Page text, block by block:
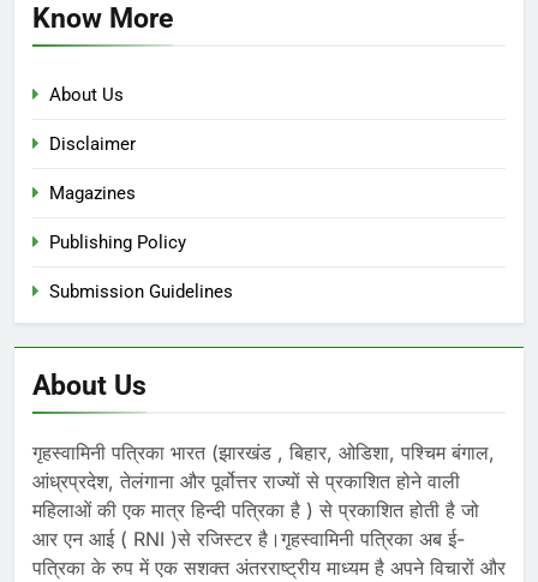
Know More
About Us
Disclaimer
Magazines
Publishing Policy
Submission Guidelines
About Us
गृहस्वामिनी पत्रिका भारत (झारखंड , बिहार, ओडिशा, पश्चिम बंगाल,
आंध्रप्रदेश, तेलंगाना और पूर्वोत्तर राज्यों से प्रकाशित होने वाली
महिलाओं की एक मात्र हिन्दी पत्रिका है ) से प्रकाशित होती है जो
आर एन आई ( RNI )से रजिस्टर है।गृहस्वामिनी पत्रिका अब ई-
पत्रिका के रुप में एक सशक्त अंतरराष्ट्रीय माध्यम है अपने विचारों और